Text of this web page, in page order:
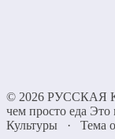
© 2026 РУССКАЯ
чем просто еда Это
Культуры
· Тема